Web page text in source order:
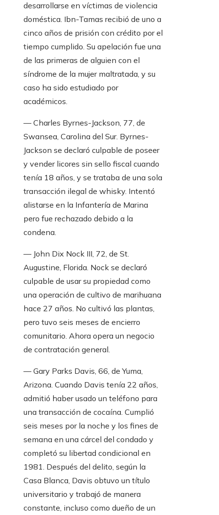
desarrollarse en víctimas de violencia
doméstica. Ibn-Tamas recibió de uno a
cinco años de prisión con crédito por el
tiempo cumplido. Su apelación fue una
de las primeras de alguien con el
síndrome de la mujer maltratada, y su
caso ha sido estudiado por
académicos.
— Charles Byrnes-Jackson, 77, de
Swansea, Carolina del Sur. Byrnes-
Jackson se declaró culpable de poseer
y vender licores sin sello fiscal cuando
tenía 18 años, y se trataba de una sola
transacción ilegal de whisky. Intentó
alistarse en la Infantería de Marina
pero fue rechazado debido a la
condena.
— John Dix Nock III, 72, de St.
Augustine, Florida. Nock se declaró
culpable de usar su propiedad como
una operación de cultivo de marihuana
hace 27 años. No cultivó las plantas,
pero tuvo seis meses de encierro
comunitario. Ahora opera un negocio
de contratación general.
— Gary Parks Davis, 66, de Yuma,
Arizona. Cuando Davis tenía 22 años,
admitió haber usado un teléfono para
una transacción de cocaína. Cumplió
seis meses por la noche y los fines de
semana en una cárcel del condado y
completó su libertad condicional en
1981. Después del delito, según la
Casa Blanca, Davis obtuvo un título
universitario y trabajó de manera
constante, incluso como dueño de un